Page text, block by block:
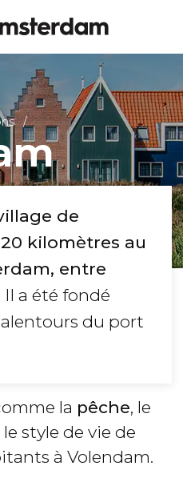
de
kilomètres au
entre
Il a été fondé
alentours du port
la pêche, le
style de vie de
à Volendam.